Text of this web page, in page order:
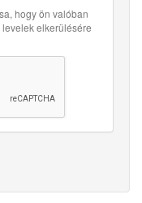
hogy ön valóban
elkerülésére